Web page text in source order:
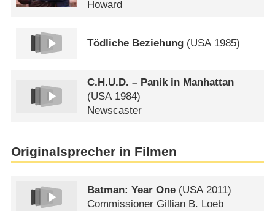
Howard
Tödliche Beziehung (USA1985)
C.H.U.D. – Panik in Manhattan
(USA 1984)
Newscaster
Originalsprecher in Filmen
Batman: Year One (USA2011)
Commissioner Gillian B. Loeb